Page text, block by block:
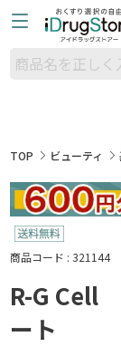
TOP
ビューティ
商品コード : 321144
R-G Cell
ート